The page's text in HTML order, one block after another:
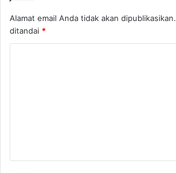
Alamat email Anda tidak akan dipublikasikan.
ditandai *
a